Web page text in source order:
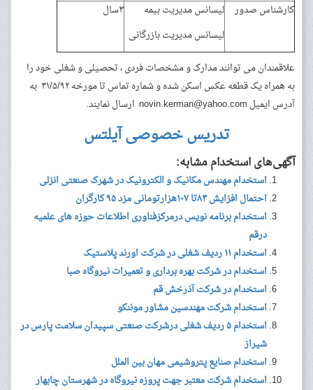
کارشناس صدور لیسانس مدیریت بیمه
لیسانس مدیریت بازرگانی
۳سال
علاقمندان می توانند مدارک و مشخصات فردی ، تحصیلی و شغلی خود را
به همراه یک قطعه عکس اسکن شده و شماره تماس تا مورخه ۳۱/۵/۹۲ به
آدرس ایمیل novin.kerman@yahoo.com ارسال نمایند.
تدریس خصوصی آیلتس
آگهی‌های استخدام مشابه:
استخدام مهندس مکانیک و الکترونیک در شهرک صنعتی انزلی
احتمال افزایش ۸۴تا ۱۰۷هزارتومانی مزد ۹۵ کارگران
استخدام برنامه نویس درمرکزفناوری اطلاعات حوزه های علمیه
درقم
استخدام ۱۱ ردیف شغلی در شرکت اورند پلاستیک
استخدام در شرکت بهره برداری و تعمیرات نیروگاه صبا
استخدام در شرکت آذرخش قم
استخدام شرکت مهندسین مشاور موننکو
استخدام ۵ ردیف شغلی درشرکت صنعتی سپیدان سلامت پارس در
شیراز
استخدام صنایع پتروشیمی مهان بین الملل
استخدام شرکت معتبر جهت پروزه نیروگاه در شهرستان چابهار